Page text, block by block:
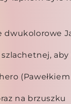
dwukolorowe
aby
na brzuszku